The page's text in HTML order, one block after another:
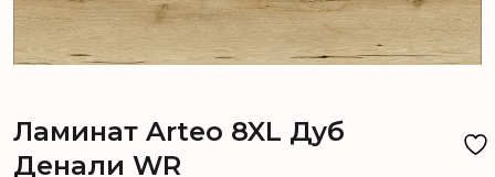
Ламинат Arteo 8XL Дуб
Денали WR